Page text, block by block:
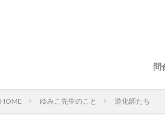
問
HOME ゆみこ先生のこと 道化師たち